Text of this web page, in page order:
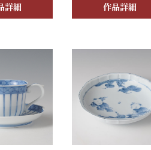
詳細 作品詳細